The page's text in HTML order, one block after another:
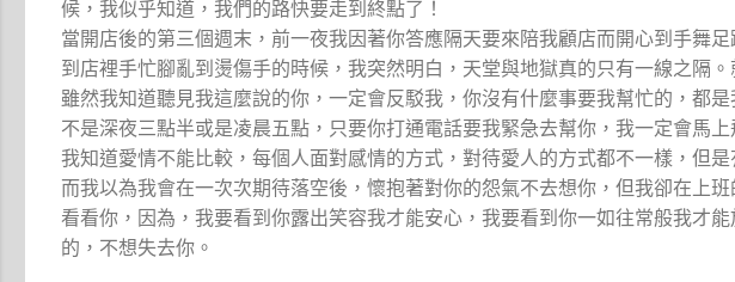
候，我似乎知道，我們的路快要走到終點了！
當開店後的第三個週末，前一夜我因著你答應隔天要來陪我顧店而開心到手舞
到店裡手忙腳亂到燙傷手的時候，我突然明白，天堂與地獄真的只有一線之隔。
雖然我知道聽見我這麼說的你，一定會反駁我，你沒有什麼事要我幫忙的，都
不是深夜三點半或是凌晨五點，只要你打通電話要我緊急去幫你，我一定會馬上
我知道愛情不能比較，每個人面對感情的方式，對待愛人的方式都不一樣，但
而我以為我會在一次次期待落空後，懷抱著對你的怨氣不去想你，但我卻在上
看看你，因為，我要看到你露出笑容我才能安心，我要看到你一如往常般我才
的，不想失去你。